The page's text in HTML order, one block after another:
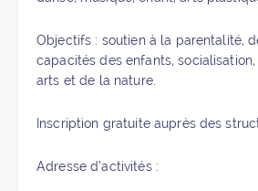
Objectifs : soutien à la parentalité,
capacités des enfants,
arts et de la nature.
Inscription gratuite auprès des
Adresse d’activités :